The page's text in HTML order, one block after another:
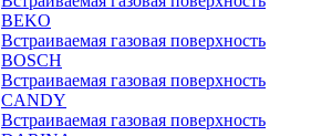
BEKO
Встраиваемая газовая поверхность
BOSCH
Встраиваемая газовая поверхность
CANDY
Встраиваемая газовая поверхность